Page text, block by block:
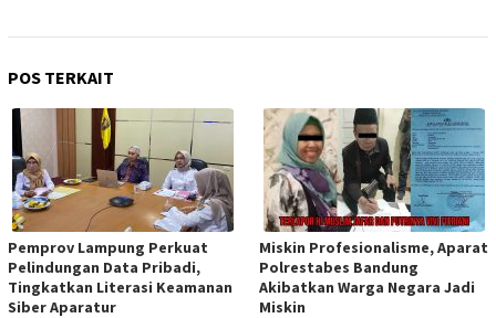
POS TERKAIT
Pemprov Lampung Perkuat
Pelindungan Data Pribadi,
Tingkatkan Literasi Keamanan
Siber Aparatur
Miskin Profesionalisme, Aparat
Polrestabes Bandung
Akibatkan Warga Negara Jadi
Miskin